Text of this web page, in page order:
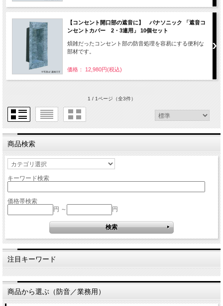
【コンセント開口部の遮音に】 パナソニック 「遮音コ
ンセントカバー 2・3連用」 10個セット
煩雑だったコンセント部の防音処理を容易にする便利な
部材です。
価格： 12,980円(税込)
1 / 1ページ（全3件）
商品検索
キーワード検索
価格帯検索
円 ～
円
注目キーワード
商品から選ぶ（防音／業務用）